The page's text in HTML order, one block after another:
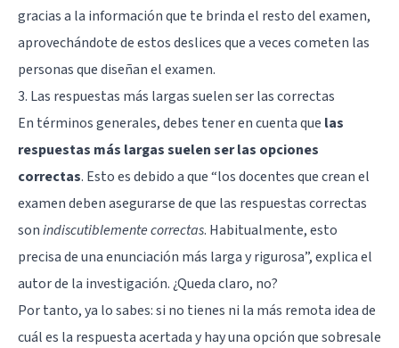
gracias a la información que te brinda el resto del examen,
aprovechándote de estos deslices que a veces cometen las
personas que diseñan el examen.
3. Las respuestas más largas suelen ser las correctas
En términos generales, debes tener en cuenta que las
respuestas más largas suelen ser las opciones
correctas. Esto es debido a que “los docentes que crean el
examen deben asegurarse de que las respuestas correctas
sonindiscutiblemente correctas. Habitualmente, esto
precisa de una enunciación más larga y rigurosa”, explica el
autor de la investigación. ¿Queda claro, no?
Por tanto, ya lo sabes: si no tienes ni la más remota idea de
cuál es la respuesta acertada y hay una opción que sobresale